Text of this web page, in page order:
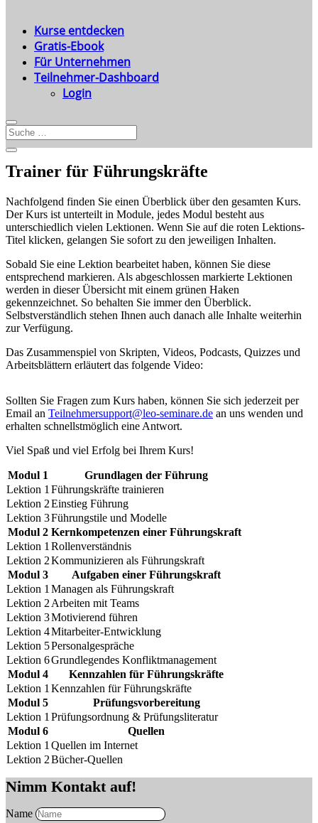
Kurse entdecken
Gratis-Ebook
Für Unternehmen
Teilnehmer-Dashboard
Login
Trainer für Führungskräfte
Nachfolgend finden Sie einen Überblick über den gesamten Kurs.
Der Kurs ist unterteilt in Module, jedes Modul besteht aus
unterschiedlich vielen Lektionen. Wenn Sie auf die roten Lektions-
Titel klicken, gelangen Sie sofort zu den jeweiligen Inhalten.
Sobald Sie eine Lektion bearbeitet haben, können Sie diese
entsprechend markieren. Als abgeschlossen markierte Lektionen
werden in dieser Übersicht mit einem grünen Haken
gekennzeichnet. So behalten Sie immer den Überblick.
Selbstverständlich stehen Ihnen auch danach alle Inhalte weiterhin
zur Verfügung.
Das Zusammenspiel von Skripten, Videos, Podcasts, Quizzes und
Arbeitsblättern erläutert das folgende Video:
Sollten Sie Fragen zum Kurs haben, können Sie sich jederzeit per
Email an Teilnehmersupport@leo-seminare.de an uns wenden und
erhalten schnellstmöglich eine Antwort.
Viel Spaß und viel Erfolg bei Ihrem Kurs!
Modul 1
Grundlagen der Führung
Lektion 1 Führungskräfte trainieren
Lektion 2Einstieg Führung
Lektion 3Führungstile und Modelle
Modul 2 Kernkompetenzen einer Führungskraft
Lektion 1 Rollenverständnis
Lektion 2Kommunizieren als Führungskraft
Modul 3
Aufgaben einer Führungskraft
Lektion 1 Managen als Führungskraft
Lektion 2 Arbeiten mit Teams
Lektion 3Motivierend führen
Lektion 4Mitarbeiter-Entwicklung
Lektion 5Personalgespräche
Lektion 6Grundlegendes Konfliktmanagement
Modul 4
Kennzahlen für Führungskräfte
Lektion 1 Kennzahlen für Führungskräfte
Modul 5
Prüfungsvorbereitung
Lektion 1 Prüfungsordnung & Prüfungsliteratur
Modul 6
Quellen
Lektion 1 Quellen im Internet
Lektion 2Bücher-Quellen
Nimm Kontakt auf!
Name